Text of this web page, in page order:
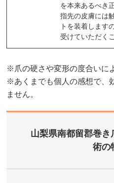
を本来あるべき
指先の皮膚には
トを装着します
受けていただく
※爪の硬さや変形の度合いに
※あくまでも個人の感想で、
ません。
山梨県南都留郡巻
術の